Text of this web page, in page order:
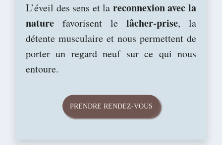
L’éveil des sens et la reconnexion avec la
nature favorisent le lâcher-prise, la
détente musculaire et nous permettent de
porter un regard neuf sur ce qui nous
entoure.
PRENDRE RENDEZ-VOUS